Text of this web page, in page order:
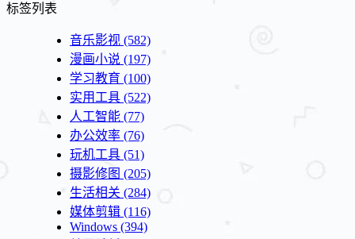
标签列表
音乐影视 (582)
漫画小说 (197)
学习教育 (100)
实用工具 (522)
人工智能 (77)
办公效率 (76)
玩机工具 (51)
摄影修图 (205)
生活相关 (284)
媒体剪辑 (116)
Windows (394)